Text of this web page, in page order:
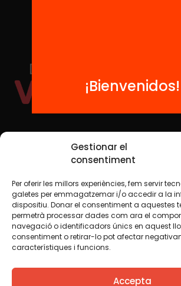
Gestionar el
consentiment
Per oferir les millors experiències, fem servir
galetes per emmagatzemar i/o accedir a la
dispositiu. Donar el consentiment a aquestes
permetrà processar dades com ara el
navegació o identificadors únics en aquest
consentiment o retirar-lo pot afectar
característiques i funcions.
Accepta
Redes sociales
TWT YTB IG FB IN
Aviso legalPolítica de cookies
Creemos que el conocimiento debe
utilizamos una licencia Creative
¡Bienvenidos!